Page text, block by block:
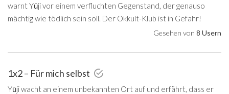
warnt Yūji vor einem verfluchten Gegenstand, der genauso
mächtig wie tödlich sein soll. Der Okkult-Klub ist in Gefahr!
Gesehen von 8 Usern
1x2 – Für mich selbst
Yūji wacht an einem unbekannten Ort auf und erfährt, dass er